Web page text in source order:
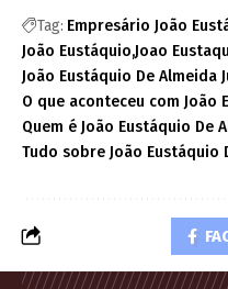
Tag: Empresário João
João Eustáquio Joao
João Eustáquio De Almeida
O que aconteceu com João
Quem é João Eustáquio De
Tudo sobre João Eustáquio